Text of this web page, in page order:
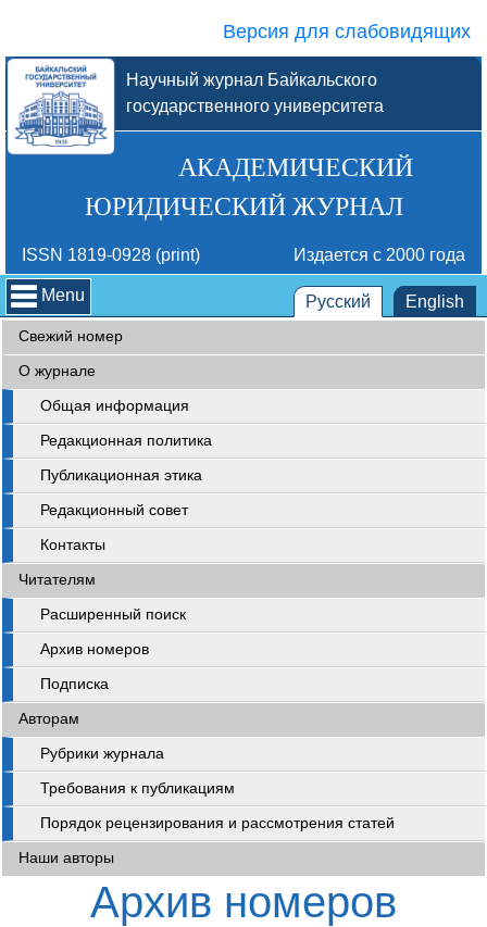
Версия для слабовидящих
Научный журнал Байкальского
государственного университета
АКАДЕМИЧЕСКИЙ
ЮРИДИЧЕСКИЙ ЖУРНАЛ
ISSN 1819-0928 (print) Издается с 2000 года
Menu Русский English
Свежий номер
О журнале
Общая информация
Редакционная политика
Публикационная этика
Редакционный совет
Контакты
Читателям
Расширенный поиск
Архив номеров
Подписка
Авторам
Рубрики журнала
Требования к публикациям
Порядок рецензирования и рассмотрения статей
Наши авторы
Архив номеров